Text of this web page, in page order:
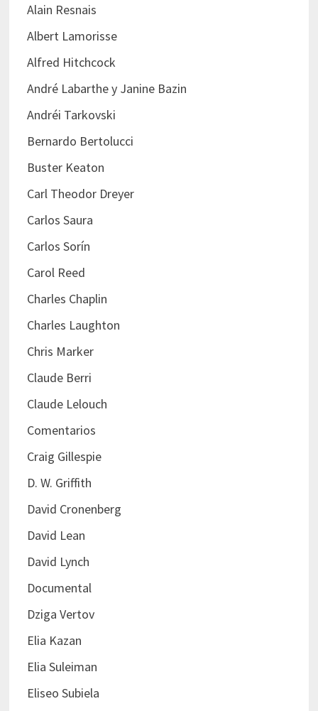
Alain Resnais
Albert Lamorisse
Alfred Hitchcock
André Labarthe y Janine Bazin
Andréi Tarkovski
Bernardo Bertolucci
Buster Keaton
Carl Theodor Dreyer
Carlos Saura
Carlos Sorín
Carol Reed
Charles Chaplin
Charles Laughton
Chris Marker
Claude Berri
Claude Lelouch
Comentarios
Craig Gillespie
D. W. Griffith
David Cronenberg
David Lean
David Lynch
Documental
Dziga Vertov
Elia Kazan
Elia Suleiman
Eliseo Subiela